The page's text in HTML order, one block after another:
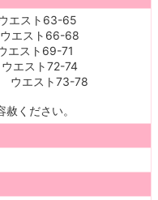
エスト63-65
エスト66-68
エスト69-71
エスト72-74
ウエスト73-78
ください。